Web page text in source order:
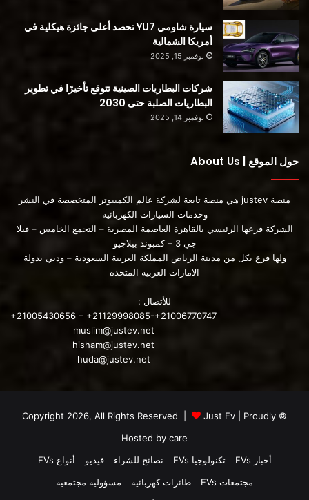
على اختيار “عامين من أرصدة الشحن العامة غير المحدودة في
محطات الشحن EVgo أو رصيد يصل إلى 1500 دولار لتركيب
الشاحن المنزلي من خلال Qmerit.”
ومن ناحية أخري بدأت جنرال موتورز في تلقي طلبات شراء السيارة
. في غضون 10 دقائق فقط ، توقفت الشركة عن قبول الحجوزات
حيث تم بيع جميع الطلبات من السيارة الكهربائية كاديلاك Lyriq ذات
الدفع الرباعي. كان 2023 كاديلاك LYRIQ متاحًا للطلب فقط في
الإصدار الأول. تخطط جنرال موتورز لإعادة فتح الحجوزات هذا
الاستخدامات الجديدة في الطرازات العادية.
سيارة شاومي YU7 تحصد أعلى جائزة هيكلية في
أمريكا الشمالية
نوفمبر 15, 2025
شركات البطاريات الصينية تتوقع تأخيرًا في تطوير
البطاريات الصلبة حتى 2030
نوفمبر 14, 2025
حول الموقع | About Us
منصة justev هي منصة تابعة لشركة عالم الكمبيوتر المتخصصة في النشر
وخدمات السيارات الكهربائية
الشركة فرعها الرئيسي بالقاهرة العاصمة المصرية – التجمع الخامس – فيلا
جي 3 – كمبوند بيلاجيو
ولها فرع بكل من مدينة الرياض المملكة العربية السعودية – ودبي بدولة
الامارات العربية المتحدة
للأتصال :
+21005430656 – +21129998085-+21006770747
muslim@justev.net
hisham@justev.net
huda@justev.net
© Copyright 2026, All Rights Reserved |
Just Ev | Proudly
Hosted by care
أخبار EVs
تكنولوجيا EVs نصائح للشراء فيديو
أنواع EVs
مجتمعات EVs
طائرات كهربائية
مسؤولية مجتمعية